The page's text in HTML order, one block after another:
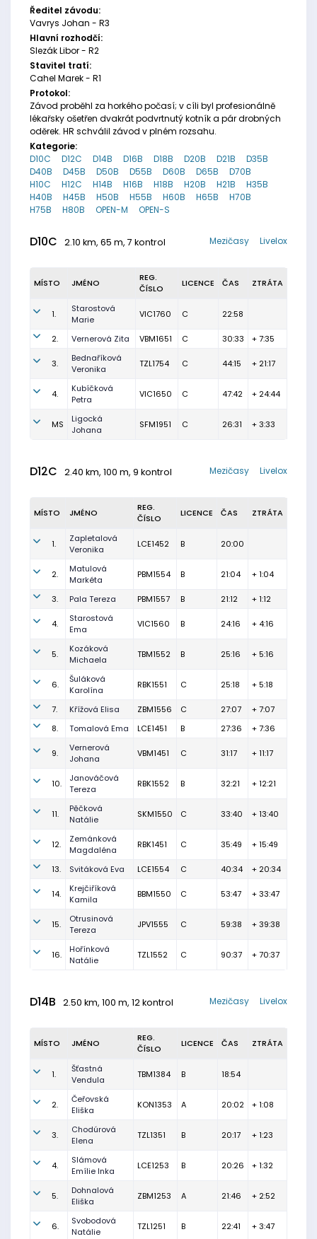
Ředitel závodu:
Vavrys Johan - R3
Hlavní rozhodčí:
Slezák Libor - R2
Stavitel tratí:
Cahel Marek - R1
Protokol:
Závod proběhl za horkého počasí; v cíli byl profesionálně
lékařsky ošetřen dvakrát podvrtnutý kotník a pár drobných
oděrek. HR schválil závod v plném rozsahu.
Kategorie:
D10C
D12C D14B D16B D18B D20B D21B
D35B
D40B
D45B D50B D55B D60B D65B
D70B
H10C
H12C H14B H16B H18B H20B H21B
H35B
H40B
H45B H50B H55B H60B H65B
H70B
H75B
H80B OPEN-M OPEN-S
D10C 2.10 km, 65 m, 7 kontrol Livelox
Mezičasy
MÍSTO JMÉNO
REG.
ČÍSLO
LICENCE ČAS ZTRÁTA
1.
Starostová
Marie
VIC1760 C 22:58
2. Vernerová Zita VBM1651 C 30:33 + 7:35
3.
Bednaříková
Veronika
TZL1754 C 44:15 + 21:17
4.
Kubíčková
Petra
VIC1650 C 47:42 + 24:44
MS
Ligocká
Johana
SFM1951 C 26:31 + 3:33
D12C 2.40 km, 100 m, 9 kontrol Livelox
Mezičasy
MÍSTO JMÉNO
REG.
ČÍSLO
LICENCE ČAS ZTRÁTA
1.
Zapletalová
Veronika
LCE1452 B 20:00
2.
Matulová
Markéta
PBM1554 B 21:04 + 1:04
3. Pala Tereza PBM1557 B 21:12 + 1:12
4.
Starostová
Ema
VIC1560 B 24:16 + 4:16
5.
Kozáková
Michaela
TBM1552 B 25:16 + 5:16
6.
Šuláková
Karolína
RBK1551 C 25:18 + 5:18
7. Křížová Elisa ZBM1556 C 27:07
+ 7:07
8.
Tomalová Ema LCE1451 B 27:36 + 7:36
9.
Vernerová
Johana
VBM1451 C 31:17 + 11:17
10.
Janováčová
Tereza
RBK1552 B 32:21 + 12:21
11.
Pěčková
Natálie
SKM1550 C 33:40 + 13:40
12.
Zemánková
Magdaléna
RBK1451 C 35:49 + 15:49
13. Svitáková Eva LCE1554 C 40:34 + 20:34
14.
Krejčiříková
Kamila
BBM1550 C 53:47 + 33:47
15.
Otrusinová
Tereza
JPV1555 C 59:38 + 39:38
16.
Hořínková
Natálie
TZL1552 C 90:37 + 70:37
D14B 2.50 km, 100 m, 12 kontrol Livelox
Mezičasy
MÍSTO JMÉNO
REG.
ČÍSLO
LICENCE ČAS ZTRÁTA
1.
Šťastná
Vendula
TBM1384 B 18:54
2.
Čeřovská
Eliška
KON1353 A 20:02 + 1:08
3.
Chodúrová
Elena
TZL1351 B 20:17 + 1:23
4.
Slámová
Emílie Inka
LCE1253 B 20:26 + 1:32
5.
Dohnalová
Eliška
ZBM1253 A 21:46 + 2:52
6.
Svobodová
Natálie
TZL1251 B 22:41 + 3:47